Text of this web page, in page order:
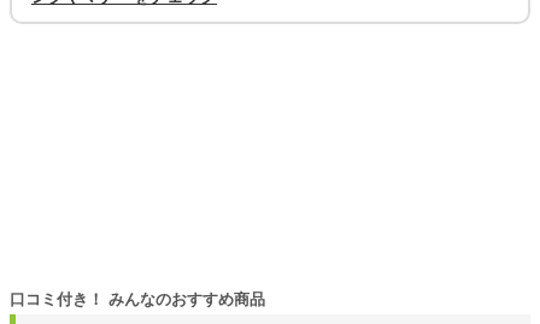
口コミ付き！ みんなのおすすめ商品